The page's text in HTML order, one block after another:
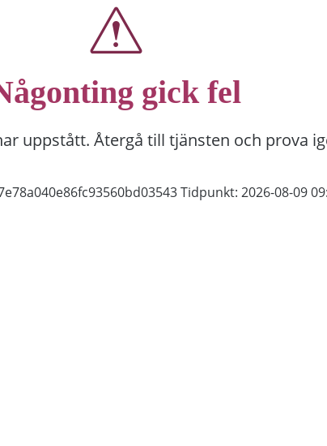
gick fel
uppstått. Återgå till tjänsten och prova
Tidpunkt: 2026-08-09